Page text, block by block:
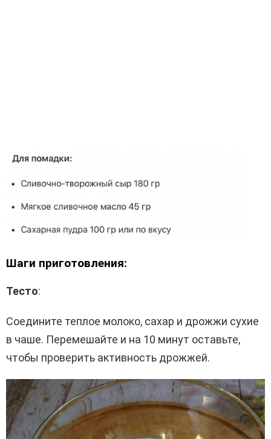
Шаги приготовления:
Тесто:
Соедините теплое молоко, сахар и дрожжи сухие
в чаше. Перемешайте и на 10 минут оставьте,
чтобы проверить активность дрожжей.